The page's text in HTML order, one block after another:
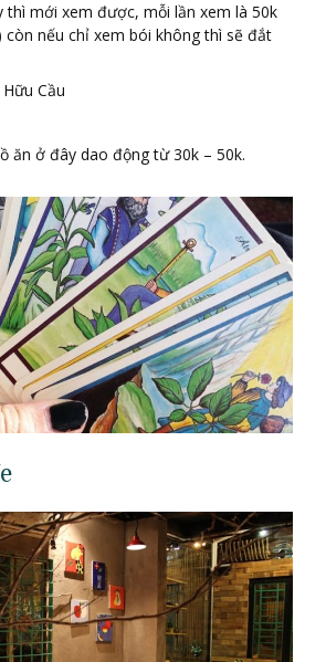
mới xem được, mỗi lần xem là 50k
còn nếu chỉ xem bói không thì sẽ đắt
Cầu
ăn ở đây dao động từ 30k – 50k.